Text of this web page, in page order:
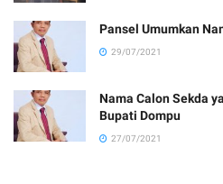
Pansel Umumkan
29/07/2021
Nama Calon Sekda
Bupati Dompu
27/07/2021